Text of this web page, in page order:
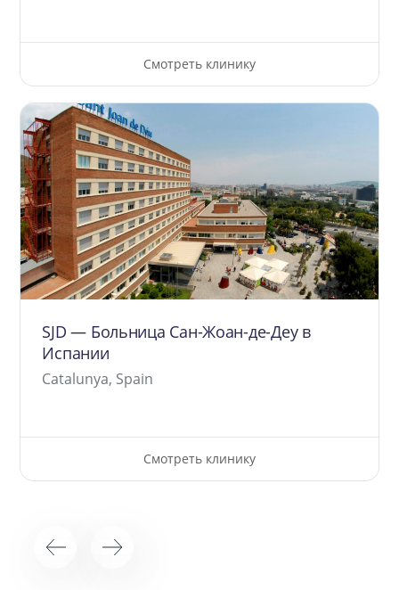
Смотреть клинику
SJD — Больница Сан-Жоан-де-Деу в
Испании
Catalunya, Spain
Смотреть клинику